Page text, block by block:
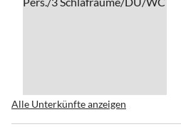
Alle Unterkünfte anzeigen